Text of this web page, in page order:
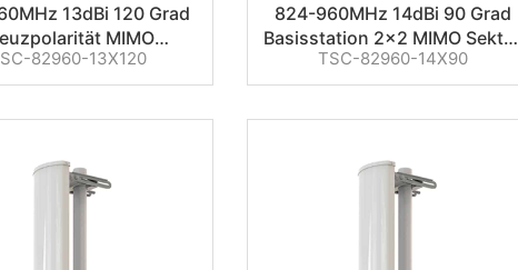
13dBi 120 Grad
MIMO
Sektorantenne
82960-13X120
824-960MHz 14dBi 90 Grad
Basisstation 2×2 MIMO Sektor
Antenne
TSC-82960-14X90